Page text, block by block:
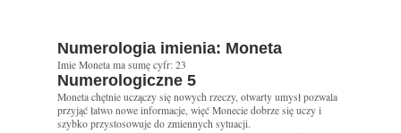
Numerologia imienia: Moneta
Imie Moneta ma sumę cyfr: 23
Numerologiczne 5
Moneta chętnie uczączy się nowych rzeczy, otwarty umysł pozwala
przyjąć łatwo nowe informacje, więć Monecie dobrze się uczy i
szybko przystosowuje do zmiennych sytuacji.